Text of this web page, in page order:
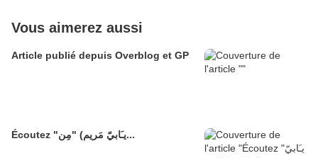
Vous aimerez aussi
Article publié depuis Overblog et GP
Écoutez "يـَابيّ مَريم) "مِن...